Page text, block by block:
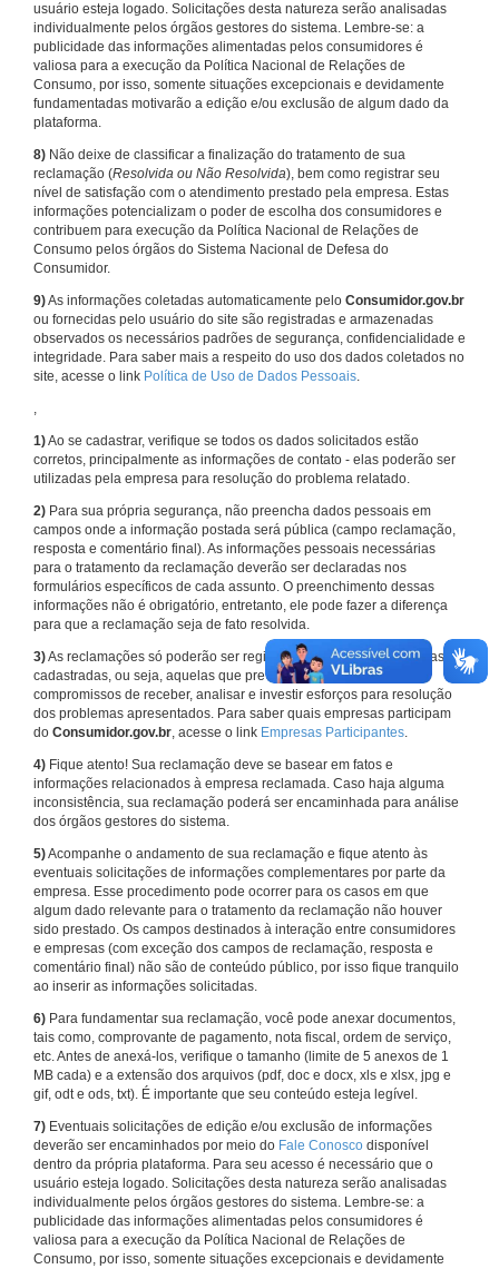
usuário esteja logado. Solicitações desta natureza serão analisadas
individualmente pelos órgãos gestores do sistema. Lembre-se: a
publicidade das informações alimentadas pelos consumidores é
valiosa para a execução da Política Nacional de Relações de
Consumo, por isso, somente situações excepcionais e devidamente
fundamentadas motivarão a edição e/ou exclusão de algum dado da
plataforma.
8) Não deixe de classificar a finalização do tratamento de sua
reclamação (Resolvida ou Não Resolvida), bem como registrar seu
nível de satisfação com o atendimento prestado pela empresa. Estas
informações potencializam o poder de escolha dos consumidores e
contribuem para execução da Política Nacional de Relações de
Consumo pelos órgãos do Sistema Nacional de Defesa do
Consumidor.
9)As informações coletadas automaticamente pelo Consumidor.gov.br
ou fornecidas pelo usuário do site são registradas e armazenadas
observados os necessários padrões de segurança, confidencialidade e
integridade. Para saber mais a respeito do uso dos dados coletados no
site, acesse o link Política de Uso de Dados Pessoais.
,
1)Ao se cadastrar, verifique se todos os dados solicitados estão
corretos, principalmente as informações de contato - elas poderão ser
utilizadas pela empresa para resolução do problema relatado.
2) Para sua própria segurança, não preencha dados pessoais em
campos onde a informação postada será pública (campo reclamação,
resposta e comentário final). As informações pessoais necessárias
para o tratamento da reclamação deverão ser declaradas nos
formulários específicos de cada assunto. O preenchimento dessas
informações não é obrigatório, entretanto, ele pode fazer a diferença
para que a reclamação seja de fato resolvida.
3)As reclamações só poderão ser registradas em face de empresas
cadastradas, ou seja, aquelas que previamente assumiram
compromissos de receber, analisar e investir esforços para resolução
dos problemas apresentados. Para saber quais empresas participam
do Consumidor.gov.br, acesse o link Empresas Participantes.
4) Fique atento! Sua reclamação deve se basear em fatos e
informações relacionados à empresa reclamada. Caso haja alguma
inconsistência, sua reclamação poderá ser encaminhada para análise
dos órgãos gestores do sistema.
5)Acompanhe o andamento de sua reclamação e fique atento às
eventuais solicitações de informações complementares por parte da
empresa. Esse procedimento pode ocorrer para os casos em que
algum dado relevante para o tratamento da reclamação não houver
sido prestado. Os campos destinados à interação entre consumidores
e empresas (com exceção dos campos de reclamação, resposta e
comentário final) não são de conteúdo público, por isso fique tranquilo
ao inserir as informações solicitadas.
6) Para fundamentar sua reclamação, você pode anexar documentos,
tais como, comprovante de pagamento, nota fiscal, ordem de serviço,
etc. Antes de anexá-los, verifique o tamanho (limite de 5 anexos de 1
MB cada) e a extensão dos arquivos (pdf, doc e docx, xls e xlsx, jpg e
gif, odt e ods, txt). É importante que seu conteúdo esteja legível.
7) Eventuais solicitações de edição e/ou exclusão de informações
deverão ser encaminhados por meio do Fale Conosco disponível
dentro da própria plataforma. Para seu acesso é necessário que o
usuário esteja logado. Solicitações desta natureza serão analisadas
individualmente pelos órgãos gestores do sistema. Lembre-se: a
publicidade das informações alimentadas pelos consumidores é
valiosa para a execução da Política Nacional de Relações de
Consumo, por isso, somente situações excepcionais e devidamente